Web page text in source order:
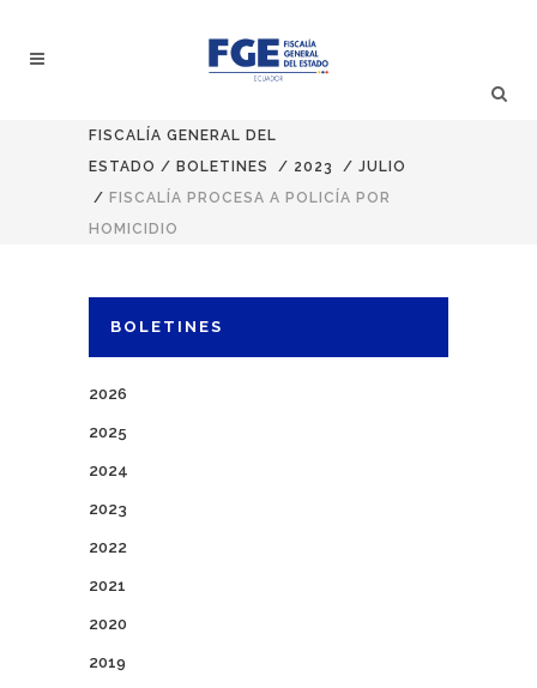
FISCALÍA GENERAL DEL
ESTADO / BOLETINES / 2023 / JULIO
/ FISCALÍA PROCESA A POLICÍA POR
HOMICIDIO
BOLETINES
2026
2025
2024
2023
2022
2021
2020
2019